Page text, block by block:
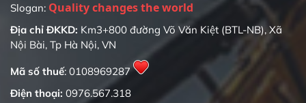
Slogan:
Địa chỉ ĐKKD: Km3+800 đường Võ Văn Kiệt (BTL-NB), Xã
Nội Bài, Tp Hà Nội, VN
Mã số thuế: 0108969287
Điện thoại: 0976.567.318